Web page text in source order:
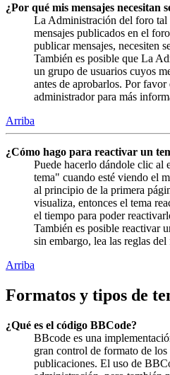
¿Por qué mis mensajes necesitan
La Administración del foro tal
mensajes publicados en el
publicar mensajes, necesiten
También es posible que La
un grupo de usuarios cuyos
antes de aprobarlos. Por
administrador para más
Arriba
¿Cómo hago para reactivar un
Puede hacerlo dándole clic al
tema" cuando esté viendo el
al principio de la primera
visualiza, entonces el tema
el tiempo para poder
También es posible reactivar
sin embargo, lea las reglas
Arriba
Formatos y tipos de
¿Qué es el código BBCode?
BBcode es una
gran control de formato de
publicaciones. El uso de